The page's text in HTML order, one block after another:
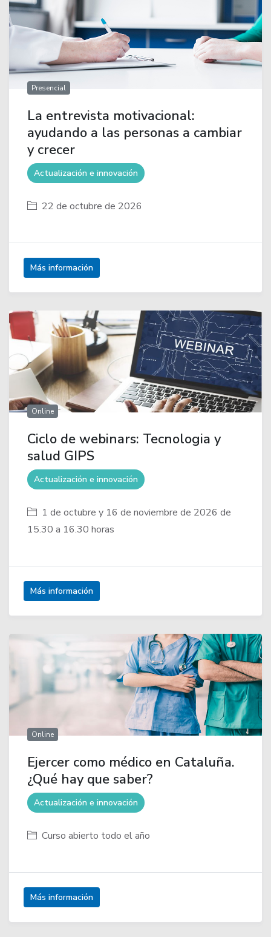
Presencial
La entrevista motivacional:
ayudando a las personas a cambiar
y crecer
Actualización e innovación
22 de octubre de 2026
Más información
Online
Ciclo de webinars: Tecnologia y
salud GIPS
Actualización e innovación
1 de octubre y 16 de noviembre de 2026 de
15.30 a 16.30 horas
Más información
Online
Ejercer como médico en Cataluña.
¿Qué hay que saber?
Actualización e innovación
Curso abierto todo el año
Más información